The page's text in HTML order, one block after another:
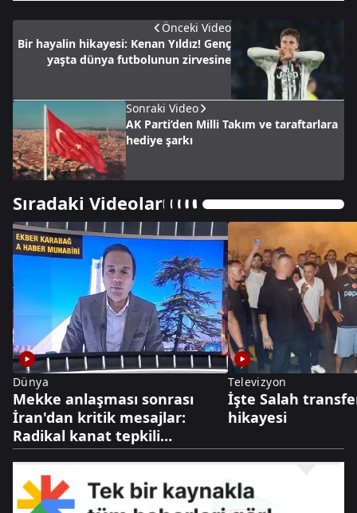
Önceki Video
Bir hayalin hikayesi: Kenan Yıldız! Genç
yaşta dünya futbolunun zirvesine
Sonraki Video
AK Parti’den Milli Takım ve taraftarlara
hediye şarkı
Sıradaki Videolar
Dünya
Mekke anlaşması sonrası
İran'dan kritik mesajlar:
Radikal kanat tepkili
diplomasi cephesi temkinli
Televizyon
İşte Salah
hikayesi